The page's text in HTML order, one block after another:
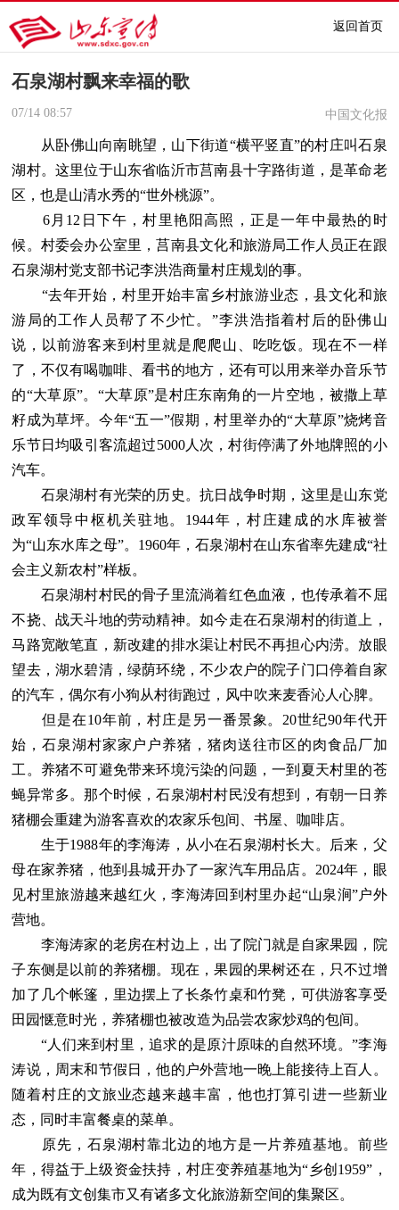
返回首页
石泉湖村飘来幸福的歌
07/14 08:57 中国文化报
从卧佛山向南眺望，山下街道“横平竖直”的村庄叫石泉
湖村。这里位于山东省临沂市莒南县十字路街道，是革命老
区，也是山清水秀的“世外桃源”。
6月12日下午，村里艳阳高照，正是一年中最热的时
候。村委会办公室里，莒南县文化和旅游局工作人员正在跟
石泉湖村党支部书记李洪浩商量村庄规划的事。
“去年开始，村里开始丰富乡村旅游业态，县文化和旅
游局的工作人员帮了不少忙。”李洪浩指着村后的卧佛山
说，以前游客来到村里就是爬爬山、吃吃饭。现在不一样
了，不仅有喝咖啡、看书的地方，还有可以用来举办音乐节
的“大草原”。“大草原”是村庄东南角的一片空地，被撒上草
籽成为草坪。今年“五一”假期，村里举办的“大草原”烧烤音
乐节日均吸引客流超过5000人次，村街停满了外地牌照的小
汽车。
石泉湖村有光荣的历史。抗日战争时期，这里是山东党
政军领导中枢机关驻地。1944年，村庄建成的水库被誉
为“山东水库之母”。1960年，石泉湖村在山东省率先建成“社
会主义新农村”样板。
石泉湖村村民的骨子里流淌着红色血液，也传承着不屈
不挠、战天斗地的劳动精神。如今走在石泉湖村的街道上，
马路宽敞笔直，新改建的排水渠让村民不再担心内涝。放眼
望去，湖水碧清，绿荫环绕，不少农户的院子门口停着自家
的汽车，偶尔有小狗从村街跑过，风中吹来麦香沁人心脾。
但是在10年前，村庄是另一番景象。20世纪90年代开
始，石泉湖村家家户户养猪，猪肉送往市区的肉食品厂加
工。养猪不可避免带来环境污染的问题，一到夏天村里的苍
蝇异常多。那个时候，石泉湖村村民没有想到，有朝一日养
猪棚会重建为游客喜欢的农家乐包间、书屋、咖啡店。
生于1988年的李海涛，从小在石泉湖村长大。后来，父
母在家养猪，他到县城开办了一家汽车用品店。2024年，眼
见村里旅游越来越红火，李海涛回到村里办起“山泉涧”户外
营地。
李海涛家的老房在村边上，出了院门就是自家果园，院
子东侧是以前的养猪棚。现在，果园的果树还在，只不过增
加了几个帐篷，里边摆上了长条竹桌和竹凳，可供游客享受
田园惬意时光，养猪棚也被改造为品尝农家炒鸡的包间。
“人们来到村里，追求的是原汁原味的自然环境。”李海
涛说，周末和节假日，他的户外营地一晚上能接待上百人。
随着村庄的文旅业态越来越丰富，他也打算引进一些新业
态，同时丰富餐桌的菜单。
原先，石泉湖村靠北边的地方是一片养殖基地。前些
年，得益于上级资金扶持，村庄变养殖基地为“乡创1959”，
成为既有文创集市又有诸多文化旅游新空间的集聚区。